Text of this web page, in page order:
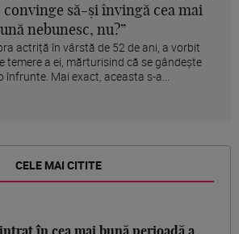
să-și învingă cea mai
nebunesc, nu?”
actriță în vârstă de 52 de ani, a vorbit
temere a ei, mărturisind că se gândește
Mai exact, aceasta s-a...
CELE MAI CITITE
în cea mai bună perioadă a